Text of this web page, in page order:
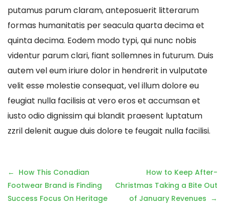
putamus parum claram, anteposuerit litterarum
formas humanitatis per seacula quarta decima et
quinta decima. Eodem modo typi, qui nunc nobis
videntur parum clari, fiant sollemnes in futurum. Duis
autem vel eum iriure dolor in hendrerit in vulputate
velit esse molestie consequat, vel illum dolore eu
feugiat nulla facilisis at vero eros et accumsan et
iusto odio dignissim qui blandit praesent luptatum
zzril delenit augue duis dolore te feugait nulla facilisi.
How This Conadian
Footwear Brand is Finding
Success Focus On Heritage
How to Keep After-
Christmas Taking a Bite Out
of January Revenues